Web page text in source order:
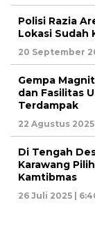
Polisi Razia
Lokasi Sudah
20 September
Gempa
dan Fasilitas
Terdampak
22 Agustus
Di Tengah
Karawang
Kamtibmas
26 Juli 2025 |